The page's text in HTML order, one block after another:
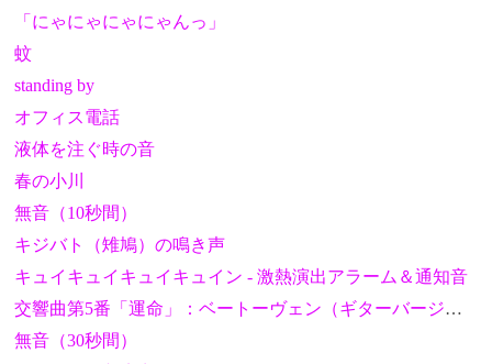
「にゃにゃにゃにゃんっ」
蚊
standing by
オフィス電話
液体を注ぐ時の音
春の小川
無音（10秒間）
キジバト（雉鳩）の鳴き声
キュイキュイキュイキュイン - 激熱演出アラーム＆通知音
交響曲第5番「運命」：ベートーヴェン（ギターバージョン）
無音（30秒間）